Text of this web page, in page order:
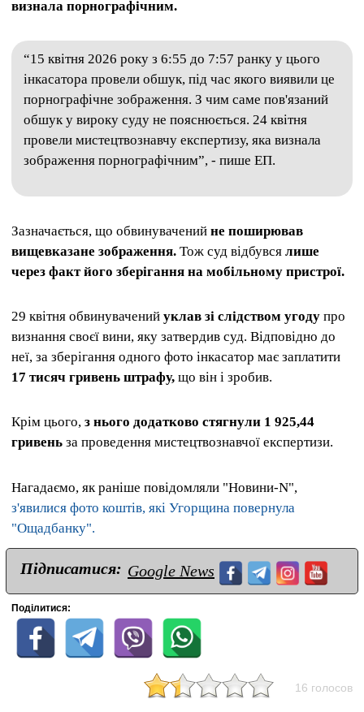
визнала порнографічним.
“15 квітня 2026 року з 6:55 до 7:57 ранку у цього
інкасатора провели обшук, під час якого виявили це
порнографічне зображення. З чим саме пов'язаний
обшук у вироку суду не пояснюється. 24 квітня
провели мистецтвознавчу експертизу, яка визнала
зображення порнографічним”, - пише ЕП.
Зазначається, що обвинувачений не поширював
вищевказане зображення. Тож суд відбувся лише
через факт його зберігання на мобільному пристрої.
29 квітня обвинувачений уклав зі слідством угоду про
визнання своєї вини, яку затвердив суд. Відповідно до
неї, за зберігання одного фото інкасатор має заплатити
17 тисяч гривень штрафу, що він і зробив.
Крім цього, з нього додатково стягнули 1 925,44
гривень за проведення мистецтвознавчої експертизи.
Нагадаємо, як раніше повідомляли "Новини-N",
з'явилися фото коштів, які Угорщина повернула
"Ощадбанку".
Підписатися: Google News
Поділитися:
16 голосов